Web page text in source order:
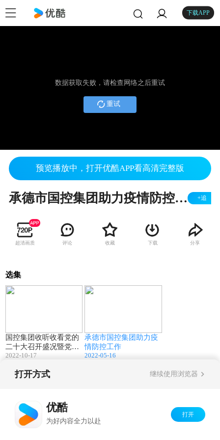
下载APP
数据获取失败，请检查网络之后重试
重试
预览播放中，打开优酷APP看高清完整版
承德市国控集团助力疫情防控工作 +追
超清画质 评论 收藏 下载 分享
选集
国控集团收听收看党的
二十大召开盛况暨党委
理论学习中心组集中
2022-10-17
承德市国控集团助力疫
情防控工作
2022-05-16
打开方式 继续使用浏览器
优酷
为好内容全力以赴
打开